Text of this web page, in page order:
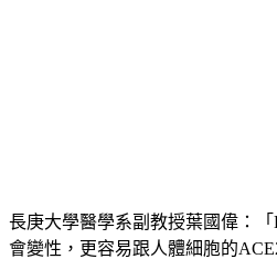
長庚大學醫學系副教授葉國偉：
會變性，更容易跟人體細胞的